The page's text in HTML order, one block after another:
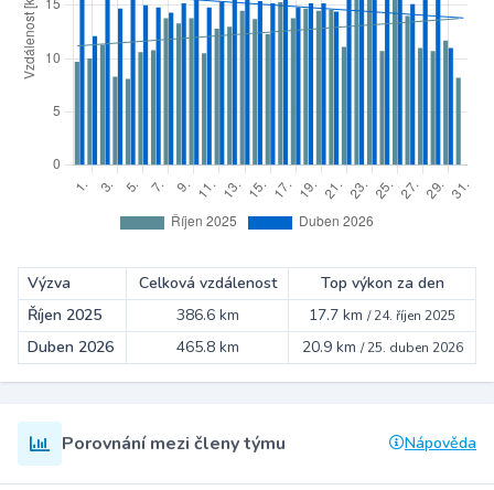
Výzva Celková vzdálenost
Top výkon za den
Říjen 2025
386.6 km 17.7 km /24. říjen 2025
Duben 2026 465.8 km 20.9 km /25. duben 2026
Porovnání mezi členy týmu Nápověda